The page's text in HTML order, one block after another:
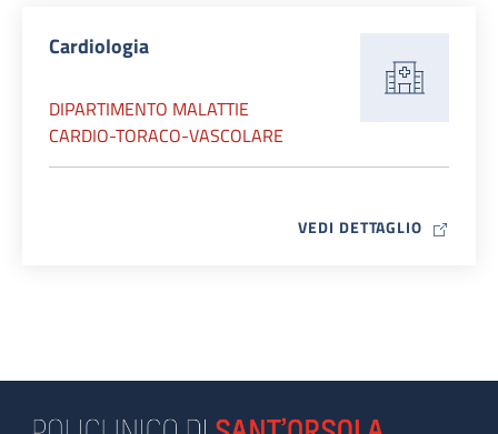
Cardiologia
DIPARTIMENTO MALATTIE
CARDIO-TORACO-VASCOLARE
VEDI DETTAGLIO MAP ICON